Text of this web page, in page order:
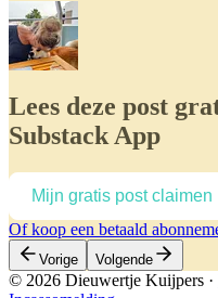
Lees deze post
Substack App
Mijn gratis post claimen
Of koop een betaald
Vorige Volgende
© 2026 Dieuwertje Kuijpers ·